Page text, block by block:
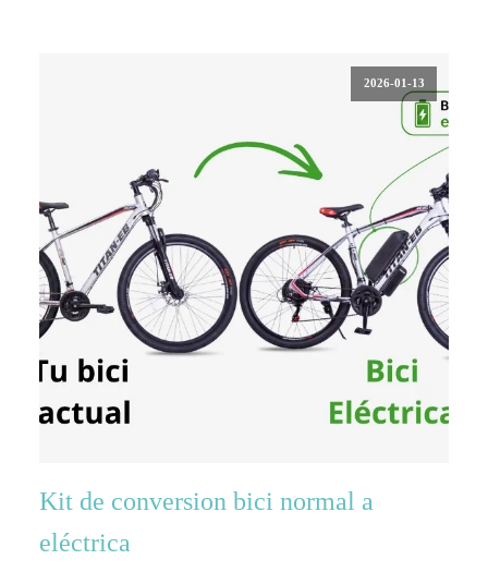
2026-01-13
Kit de conversion bici normal a
eléctrica